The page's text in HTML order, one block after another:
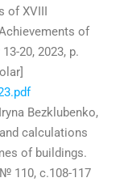
XVIII
of
20, 2023, p.
Bezklubenko,
calculations
of buildings.
№ 110, с.108-117